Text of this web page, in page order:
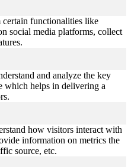
functionalities like
social media platforms, collect
and analyze the key
which helps in delivering a
how visitors interact with
information on metrics the
source, etc.